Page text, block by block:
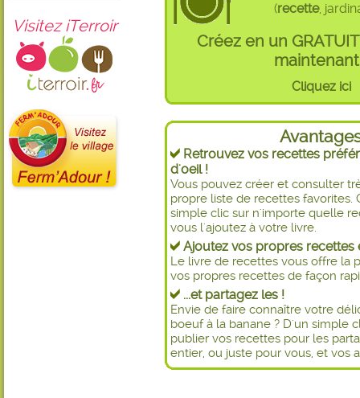
Visitez iTerroir
(recette,
Créez en un
Cliquez ici
Retrouvez vos recettes
d'oeil !
Vous pouvez créer et consulter
propre liste de recettes favorites.
simple clic sur n'importe quelle
vous l'ajoutez à votre livre.
Ajoutez vos propres recettes
Le livre de recettes vous offre la
vos propres recettes de façon
...et partagez les !
Envie de faire connaître votre
boeuf à la banane ? D'un simple
publier vos recettes pour les
entier, ou juste pour vous, et vos